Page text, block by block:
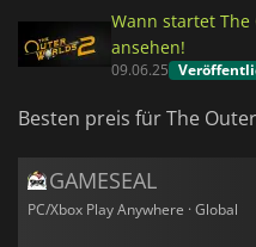
Wann startet
ansehen!
09.06.25
Besten preis für The
GAMESEAL
PC/Xbox Play Anywhere · Global